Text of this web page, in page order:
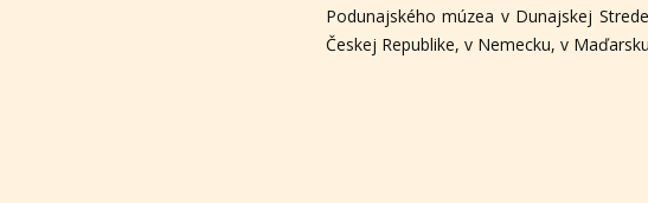
Podunajského múzea v Dunajskej
Českej Republike, v Nemecku, v